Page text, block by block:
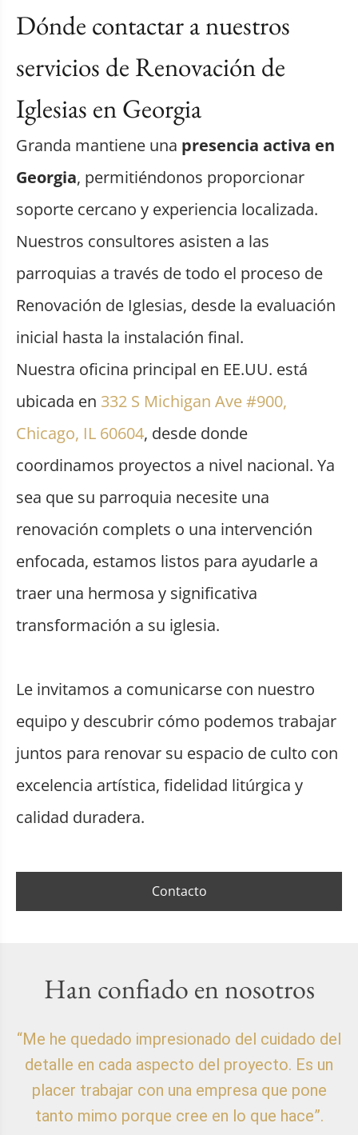
Dónde contactar a nuestros
servicios de Renovación de
Iglesias en Georgia
Granda mantiene una presencia activa en
Georgia, permitiéndonos proporcionar
soporte cercano y experiencia localizada.
Nuestros consultores asisten a las
parroquias a través de todo el proceso de
Renovación de Iglesias, desde la evaluación
inicial hasta la instalación final.
Nuestra oficina principal en EE.UU. está
ubicada en 332 S Michigan Ave #900,
Chicago, IL 60604, desde donde
coordinamos proyectos a nivel nacional. Ya
sea que su parroquia necesite una
renovación complets o una intervención
enfocada, estamos listos para ayudarle a
traer una hermosa y significativa
transformación a su iglesia.
Le invitamos a comunicarse con nuestro
equipo y descubrir cómo podemos trabajar
juntos para renovar su espacio de culto con
excelencia artística, fidelidad litúrgica y
calidad duradera.
Contacto
Han confiado en nosotros
“Me he quedado impresionado del cuidado del
detalle en cada aspecto del proyecto. Es un
placer trabajar con una empresa que pone
tanto mimo porque cree en lo que hace”.